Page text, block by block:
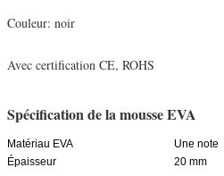
Couleur: noir
Avec certification CE, ROHS
Spécification de la mousse EVA
Matériau EVA
Une note
Épaisseur
20 mm